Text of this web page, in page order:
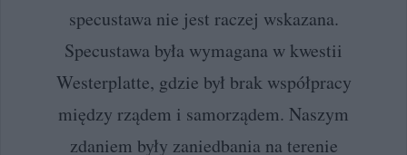
specustawa nie jest raczej wskazana.
Specustawa była wymagana w kwestii
Westerplatte, gdzie był brak współpracy
między rządem i samorządem. Naszym
zdaniem były zaniedbania na terenie